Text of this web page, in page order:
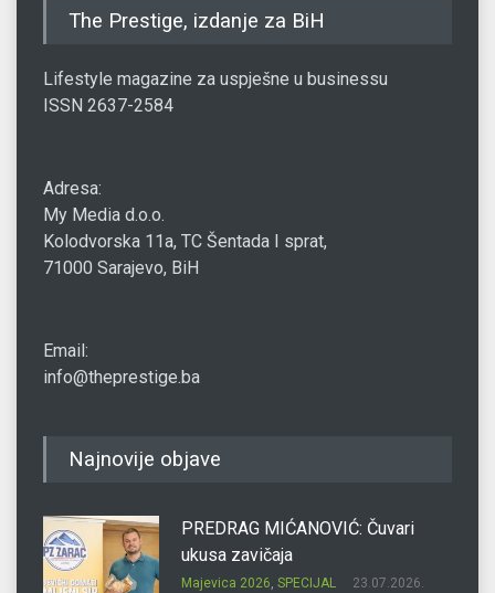
The Prestige, izdanje za BiH
Lifestyle magazine za uspješne u businessu
ISSN 2637-2584
Adresa:
My Media d.o.o.
Kolodvorska 11a, TC Šentada I sprat,
71000 Sarajevo, BiH
Email:
info@theprestige.ba
Najnovije objave
PREDRAG MIĆANOVIĆ: Čuvari
ukusa zavičaja
Majevica 2026, SPECIJAL 23.07.2026.